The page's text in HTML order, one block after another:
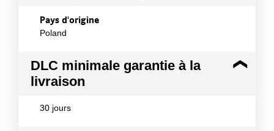
Pays d'origine
Poland
DLC minimale garantie à la
livraison
30 jours